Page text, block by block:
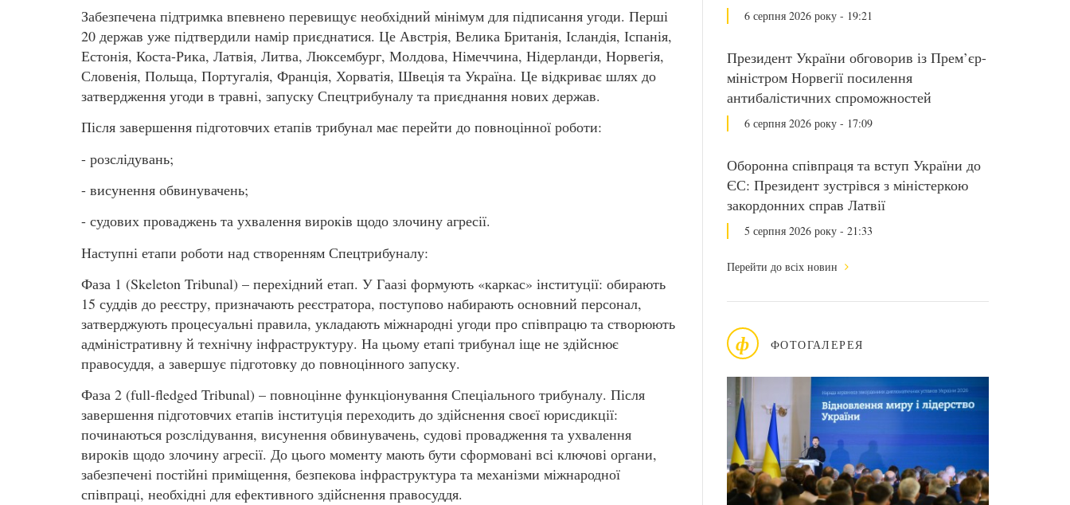
6 серпня 2026 року - 19:21
Президент України обговорив із Прем’єр-
міністром Норвегії посилення
антибалістичних спроможностей
6 серпня 2026 року - 17:09
Оборонна співпраця та вступ України до
ЄС: Президент зустрівся з міністеркою
закордонних справ Латвії
5 серпня 2026 року - 21:33
Перейти до всіх новин
ф ФОТОГАЛЕРЕЯ
Забезпечена підтримка впевнено перевищує необхідний мінімум для підписання угоди. Перші
20 держав уже підтвердили намір приєднатися. Це Австрія, Велика Британія, Ісландія, Іспанія,
Естонія, Коста-Рика, Латвія, Литва, Люксембург, Молдова, Німеччина, Нідерланди, Норвегія,
Словенія, Польща, Португалія, Франція, Хорватія, Швеція та Україна. Це відкриває шлях до
затвердження угоди в травні, запуску Спецтрибуналу та приєднання нових держав.
Після завершення підготовчих етапів трибунал має перейти до повноцінної роботи:
- розслідувань;
- висунення обвинувачень;
- судових проваджень та ухвалення вироків щодо злочину агресії.
Наступні етапи роботи над створенням Спецтрибуналу:
Фаза 1 (Skeleton Tribunal) – перехідний етап. У Гаазі формують «каркас» інституції: обирають
15 суддів до реєстру, призначають реєстратора, поступово набирають основний персонал,
затверджують процесуальні правила, укладають міжнародні угоди про співпрацю та створюють
адміністративну й технічну інфраструктуру. На цьому етапі трибунал іще не здійснює
правосуддя, а завершує підготовку до повноцінного запуску.
Фаза 2 (full-fledged Tribunal) – повноцінне функціонування Спеціального трибуналу. Після
завершення підготовчих етапів інституція переходить до здійснення своєї юрисдикції:
починаються розслідування, висунення обвинувачень, судові провадження та ухвалення
вироків щодо злочину агресії. До цього моменту мають бути сформовані всі ключові органи,
забезпечені постійні приміщення, безпекова інфраструктура та механізми міжнародної
співпраці, необхідні для ефективного здійснення правосуддя.